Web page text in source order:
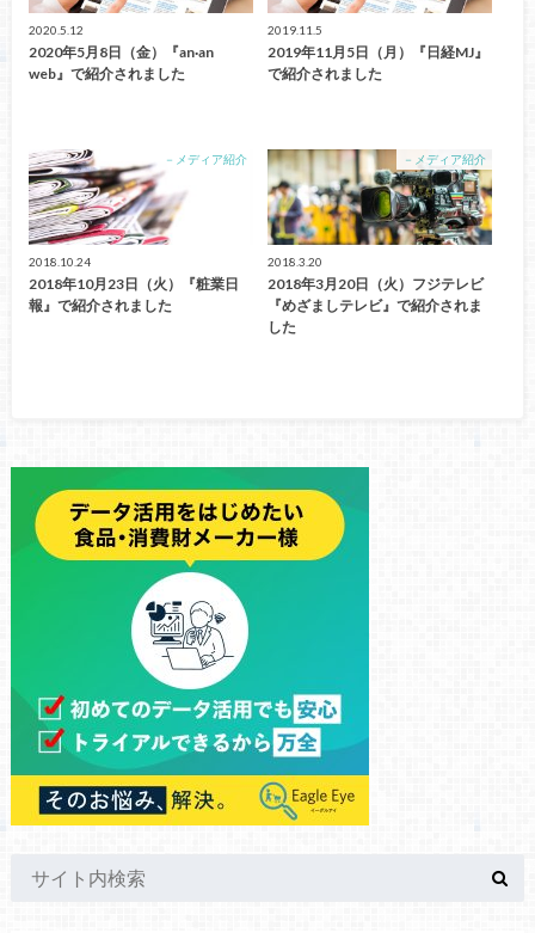
2020.5.12
2020年5月8日（金）『an·an
web』で紹介されました
2019.11.5
2019年11月5日（月）『日経MJ』
で紹介されました
－メディア紹介
2018.10.24
2018年10月23日（火）『粧業日
報』で紹介されました
－メディア紹介
2018.3.20
2018年3月20日（火）フジテレビ
『めざましテレビ』で紹介されま
した